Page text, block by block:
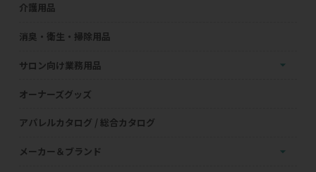
介護用品
消臭・衛生・掃除用品
サロン向け業務用品
オーナーズグッズ
アパレルカタログ / 総合カタログ
メーカー＆ブランド